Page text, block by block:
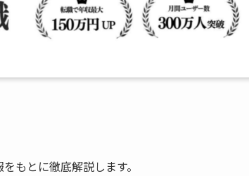
もとに徹底解説します。